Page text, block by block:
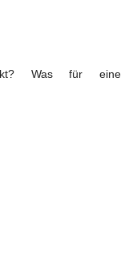
Was für eine